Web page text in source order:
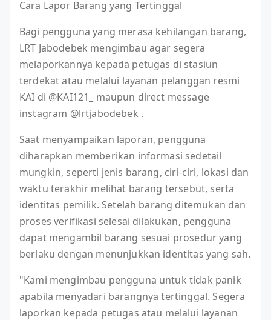
Cara Lapor Barang yang Tertinggal
Bagi pengguna yang merasa kehilangan barang,
LRT Jabodebek mengimbau agar segera
melaporkannya kepada petugas di stasiun
terdekat atau melalui layanan pelanggan resmi
KAI di @KAI121_ maupun direct message
instagram @lrtjabodebek .
Saat menyampaikan laporan, pengguna
diharapkan memberikan informasi sedetail
mungkin, seperti jenis barang, ciri-ciri, lokasi dan
waktu terakhir melihat barang tersebut, serta
identitas pemilik. Setelah barang ditemukan dan
proses verifikasi selesai dilakukan, pengguna
dapat mengambil barang sesuai prosedur yang
berlaku dengan menunjukkan identitas yang sah.
"Kami mengimbau pengguna untuk tidak panik
apabila menyadari barangnya tertinggal. Segera
laporkan kepada petugas atau melalui layanan